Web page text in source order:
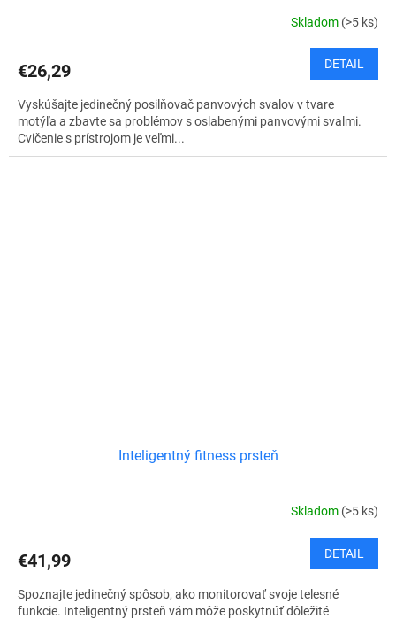
Skladom (>5 ks)
€26,29 DETAIL
Vyskúšajte jedinečný posilňovač panvových svalov v tvare
motýľa a zbavte sa problémov s oslabenými panvovými svalmi.
Cvičenie s prístrojom je veľmi...
Inteligentný fitness prsteň
Skladom (>5 ks)
€41,99 DETAIL
Spoznajte jedinečný spôsob, ako monitorovať svoje telesné
funkcie. Inteligentný prsteň vám môže poskytnúť dôležité